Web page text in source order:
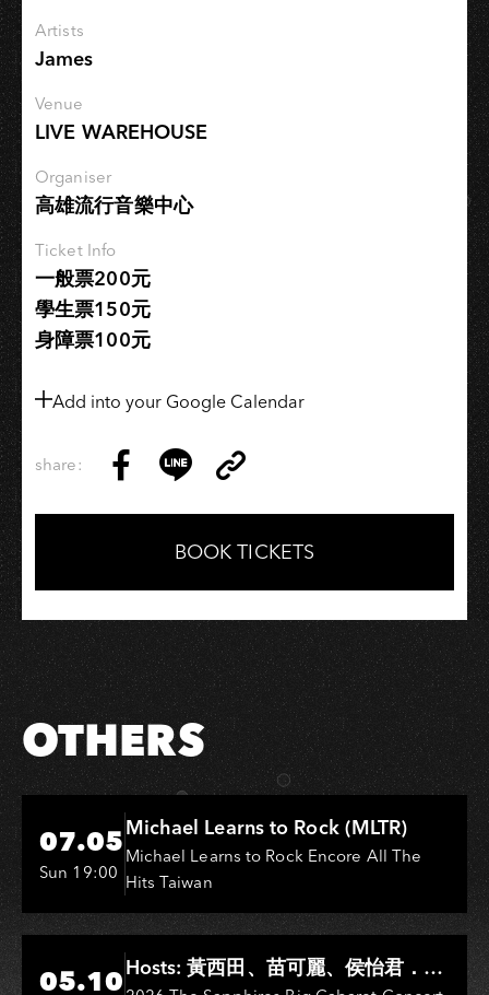
唱
-
高
場
Artists
James
Venue
LIVE WAREHOUSE
Organiser
高雄流行音樂中心
Ticket Info
一般票200元
學生票150元
身障票100元
Add into your Google Calendar
share:
on
Facebook
on
LINE
Link
Copy
BOOK TICKETS
OTHERS
Hi-Ing Music Hall
07.05
Sun 19:00
Michael Learns to Rock (MLTR)
Michael Learns to Rock Encore All The
Hits Taiwan
Hi-Ing Music Hall
05.10Hosts: 黃西田、苗可麗、侯怡君．